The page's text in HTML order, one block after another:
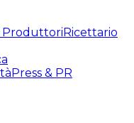
ProduttoriRicettario
Press & PR